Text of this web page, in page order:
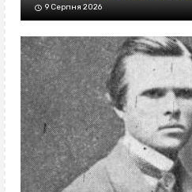
9 Серпня 2026